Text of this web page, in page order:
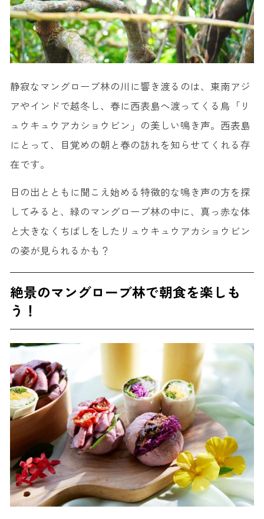
静寂なマングローブ林の川に響き渡るのは、東南アジ
アやインドで越冬し、春に西表島へ渡ってくる鳥「リ
ュウキュウアカショウビン」の美しい鳴き声。西表島
にとって、目覚めの朝と春の訪れを知らせてくれる存
在です。
日の出とともに聞こえ始める特徴的な鳴き声の方を探
してみると、緑のマングローブ林の中に、真っ赤な体
と大きなくちばしをしたリュウキュウアカショウビン
の姿が見られるかも？
絶景のマングローブ林で朝食を楽しも
う！